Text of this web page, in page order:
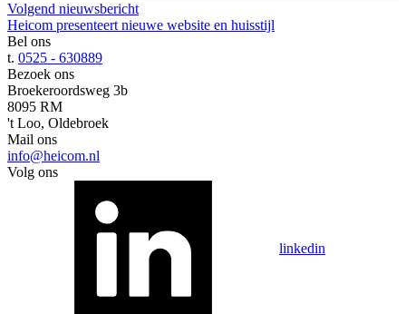
Volgend nieuwsbericht
Heicom presenteert nieuwe website en huisstijl
Bel ons
t. 0525 - 630889
Bezoek ons
Broekeroordsweg 3b
8095 RM
't Loo, Oldebroek
Mail ons
info@heicom.nl
Volg ons
linkedin